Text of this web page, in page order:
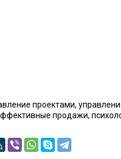
проектами,
продажи,